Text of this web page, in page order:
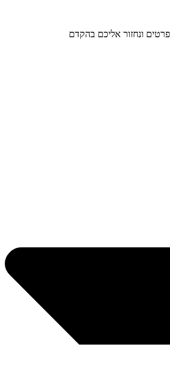
ונחזור אליכם בהקדם